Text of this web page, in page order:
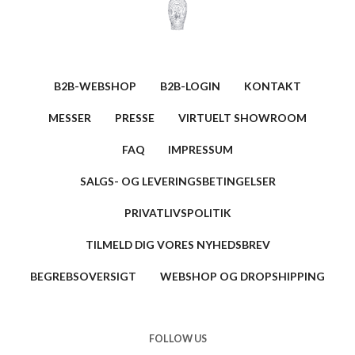
B2B-WEBSHOP B2B-LOGIN KONTAKT
MESSER PRESSE VIRTUELT SHOWROOM
FAQ IMPRESSUM
SALGS- OG LEVERINGSBETINGELSER
PRIVATLIVSPOLITIK
TILMELD DIG VORES NYHEDSBREV
BEGREBSOVERSIGT WEBSHOP OG DROPSHIPPING
FOLLOW US